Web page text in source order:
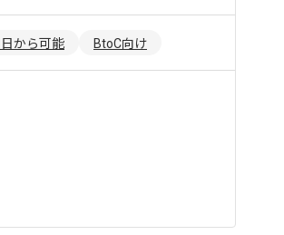
から可能 BtoC向け